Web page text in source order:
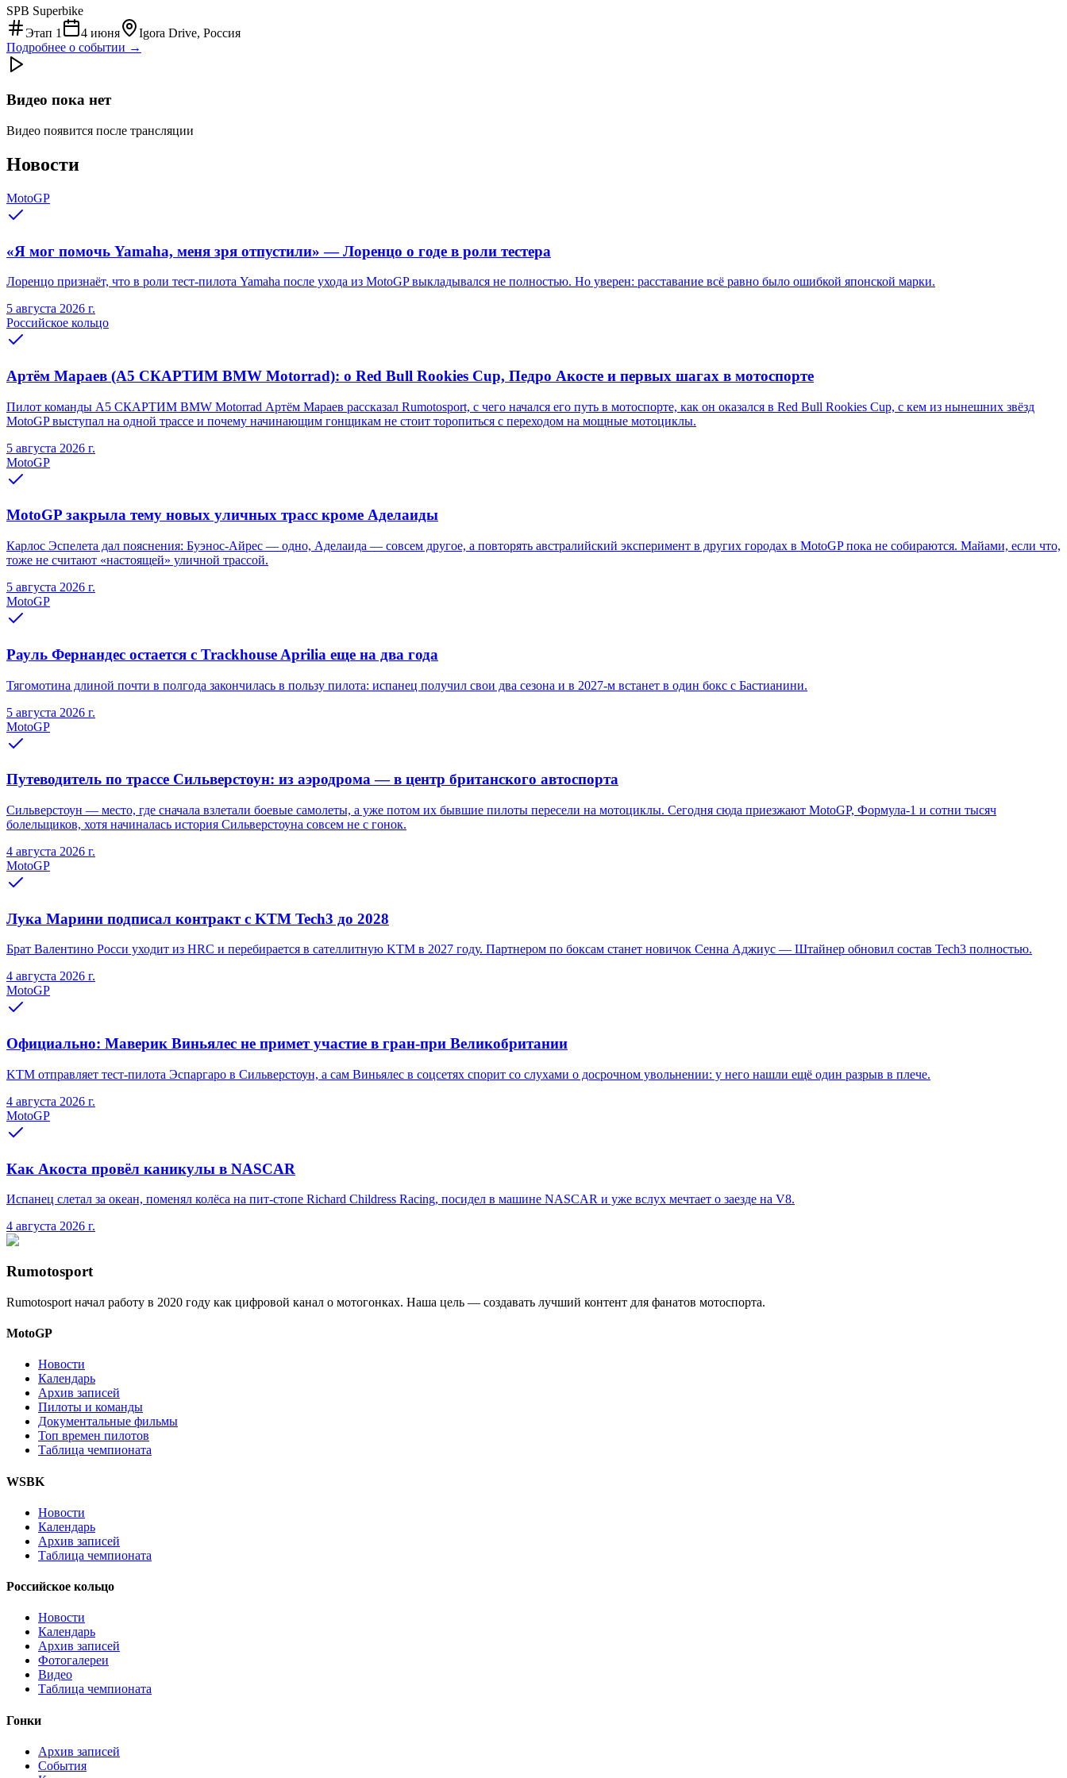
SPB Superbike
Этап 1 4 июня
Igora Drive, Россия
Подробнее о событии →
Видео пока нет
Видео появится после трансляции
Новости
MotoGP
«Я мог помочь Yamaha, меня зря отпустили» — Лоренцо о годе в роли тестера
Лоренцо признаёт, что в роли тест-пилота Yamaha после ухода из MotoGP выкладывался не полностью. Но уверен: расставание всё равно было ошибкой японской марки.
5 августа 2026 г.
Российское кольцо
Артём Мараев (A5 СКАРТИМ BMW Motorrad): о Red Bull Rookies Cup, Педро Акосте и первых шагах в мотоспорте
Пилот команды A5 СКАРТИМ BMW Motorrad Артём Мараев рассказал Rumotosport, с чего начался его путь в мотоспорте, как он оказался в Red Bull Rookies Cup, с кем из нынешних звёзд
MotoGP выступал на одной трассе и почему начинающим гонщикам не стоит торопиться с переходом на мощные мотоциклы.
5 августа 2026 г.
MotoGP
MotoGP закрыла тему новых уличных трасс кроме Аделаиды
Карлос Эспелета дал пояснения: Буэнос-Айрес — одно, Аделаида — совсем другое, а повторять австралийский эксперимент в других городах в MotoGP пока не собираются. Майами, если что,
тоже не считают «настоящей» уличной трассой.
5 августа 2026 г.
MotoGP
Рауль Фернандес остается с Trackhouse Aprilia еще на два года
Тягомотина длиной почти в полгода закончилась в пользу пилота: испанец получил свои два сезона и в 2027-м встанет в один бокс с Бастианини.
5 августа 2026 г.
MotoGP
Путеводитель по трассе Сильверстоун: из аэродрома — в центр британского автоспорта
Сильверстоун — место, где сначала взлетали боевые самолеты, а уже потом их бывшие пилоты пересели на мотоциклы. Сегодня сюда приезжают MotoGP, Формула-1 и сотни тысяч
болельщиков, хотя начиналась история Сильверстоуна совсем не с гонок.
4 августа 2026 г.
MotoGP
Лука Марини подписал контракт с KTM Tech3 до 2028
Брат Валентино Росси уходит из HRC и перебирается в сателлитную KTM в 2027 году. Партнером по боксам станет новичок Сенна Аджиус — Штайнер обновил состав Tech3 полностью.
4 августа 2026 г.
MotoGP
Официально: Маверик Виньялес не примет участие в гран-при Великобритании
KTM отправляет тест-пилота Эспаргаро в Сильверстоун, а сам Виньялес в соцсетях спорит со слухами о досрочном увольнении: у него нашли ещё один разрыв в плече.
4 августа 2026 г.
MotoGP
Как Акоста провёл каникулы в NASCAR
Испанец слетал за океан, поменял колёса на пит-стопе Richard Childress Racing, посидел в машине NASCAR и уже вслух мечтает о заезде на V8.
4 августа 2026 г.
Rumotosport
Rumotosport начал работу в 2020 году как цифровой канал о мотогонках. Наша цель — создавать лучший контент для фанатов мотоспорта.
MotoGP
Новости
Календарь
Архив записей
Пилоты и команды
Документальные фильмы
Топ времен пилотов
Таблица чемпионата
WSBK
Новости
Календарь
Архив записей
Таблица чемпионата
Российское кольцо
Новости
Календарь
Архив записей
Фотогалереи
Видео
Таблица чемпионата
Гонки
Архив записей
События